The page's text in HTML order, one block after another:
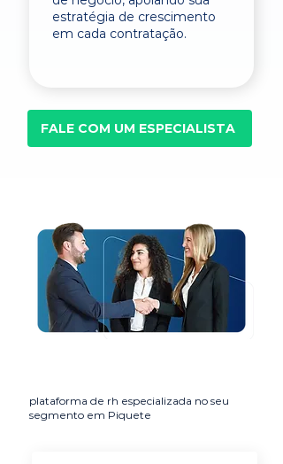
estratégia de crescimento
em cada contratação.
FALE COM UM ESPECIALISTA
plataforma de rh especializada no seu
segmento em Piquete